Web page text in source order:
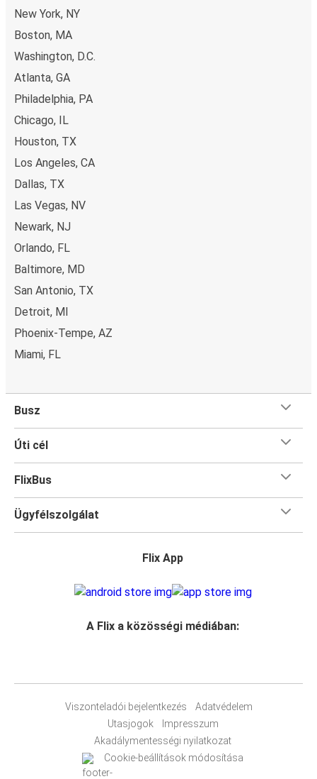
New York, NY
Boston, MA
Washington, D.C.
Atlanta, GA
Philadelphia, PA
Chicago, IL
Houston, TX
Los Angeles, CA
Dallas, TX
Las Vegas, NV
Newark, NJ
Orlando, FL
Baltimore, MD
San Antonio, TX
Detroit, MI
Phoenix-Tempe, AZ
Miami, FL
Busz
Úti cél
FlixBus
Ügyfélszolgálat
Flix App
A Flix a közösségi médiában:
Viszonteladói bejelentkezés
Adatvédelem
Utasjogok
Impresszum
Akadálymentességi nyilatkozat
Cookie-beállítások módosítása